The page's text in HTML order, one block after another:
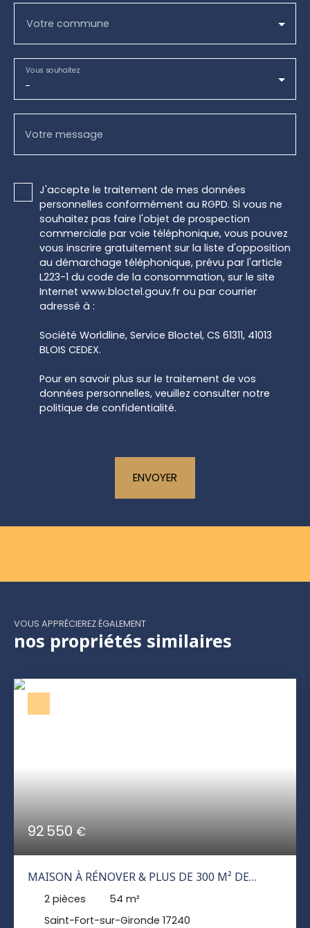
Votre commune
-
Vous souhaitez
Votre message
J'accepte le traitement de mes données
personnelles conformément au RGPD. Si vous ne
souhaitez pas faire l'objet de prospection
commerciale par voie téléphonique, vous pouvez
vous inscrire gratuitement sur la liste d'opposition
au démarchage téléphonique, prévu par l'article
L223-1 du code de la consommation, sur le site
Internet www.bloctel.gouv.fr ou par courrier
adressé à :
Société Worldline, Service Bloctel, CS 61311, 41013
BLOIS CEDEX.
Pour en savoir plus sur le traitement de vos
données personnelles, veuillez consulter notre
politique de confidentialité.
ENVOYER
VOUS APPRÉCIEREZ ÉGALEMENT
nos propriétés similaires
92 550€
MAISON À RÉNOVER & PLUS DE 300 M² DE
DÉPENDANCES
2 pièces 54 m²
Saint-Fort-sur-Gironde 17240